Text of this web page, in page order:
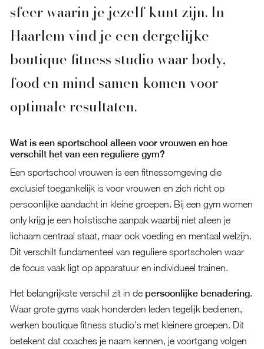
sfeer waarin je jezelf kunt zijn. In
Haarlem vind je een dergelijke
boutique fitness studio waar body,
food en mind samen komen voor
optimale resultaten.
Wat is een sportschool alleen voor vrouwen en hoe
verschilt het van een reguliere gym?
Een sportschool vrouwen is een fitnessomgeving die
exclusief toegankelijk is voor vrouwen en zich richt op
persoonlijke aandacht in kleine groepen. Bij een gym women
only krijg je een holistische aanpak waarbij niet alleen je
lichaam centraal staat, maar ook voeding en mentaal welzijn.
Dit verschilt fundamenteel van reguliere sportscholen waar
de focus vaak ligt op apparatuur en individueel trainen.
Het belangrijkste verschil zit in de persoonlijke benadering.
Waar grote gyms vaak honderden leden tegelijk bedienen,
werken boutique fitness studio’s met kleinere groepen. Dit
betekent dat coaches je naam kennen, je voortgang volgen